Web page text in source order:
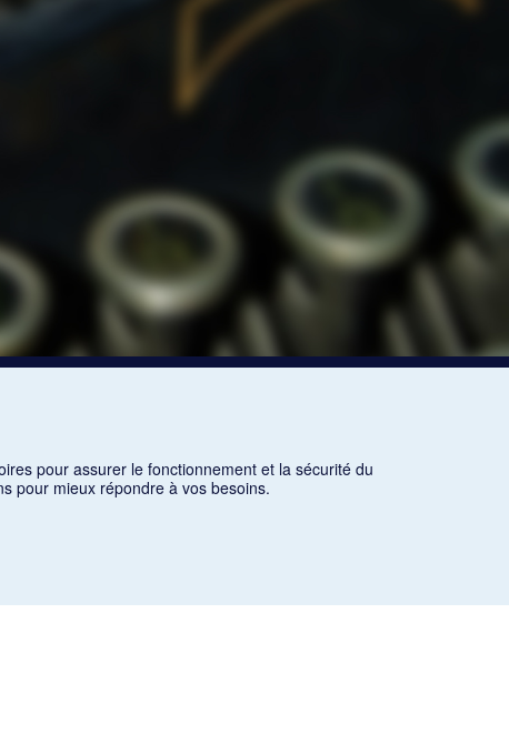
pour assurer le fonctionnement et la sécurité du
pour mieux répondre à vos besoins.